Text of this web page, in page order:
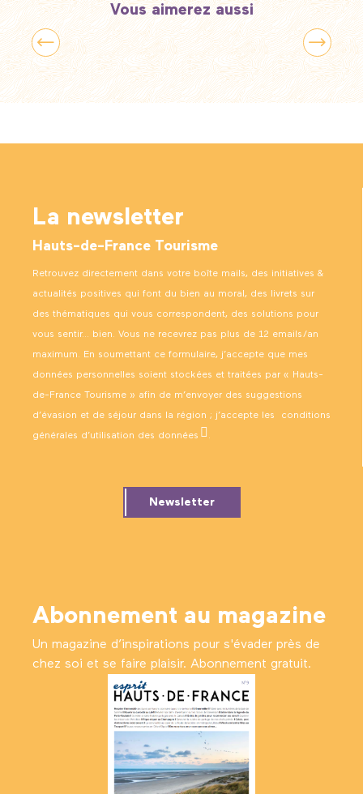
Vous aimerez aussi
Le château inspirant de Pierrefonds
La newsletter
Hauts-de-France Tourisme
Retrouvez directement dans votre boîte mails, des initiatives &
actualités positives qui font du bien au moral, des livrets sur
des thématiques qui vous correspondent, des solutions pour
vous sentir… bien. Vous ne recevrez pas plus de 12 emails/an
maximum. En soumettant ce formulaire, j’accepte que mes
données personnelles soient stockées et traitées par « Hauts-
de-France Tourisme » afin de m’envoyer des suggestions
d’évasion et de séjour dans la région ; j’accepte les conditions
générales d’utilisation des données .
Newsletter
Abonnement au magazine
Un magazine d’inspirations pour s'évader près de
chez soi et se faire plaisir. Abonnement gratuit.